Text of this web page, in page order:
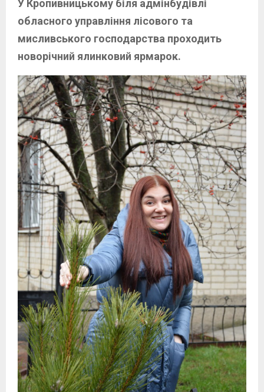
У Кропивницькому біля адмінбудівлі
обласного управління лісового та
мисливського господарства проходить
новорічний ялинковий ярмарок.